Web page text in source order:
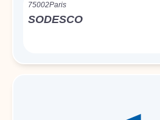
75002Paris
SODESCO